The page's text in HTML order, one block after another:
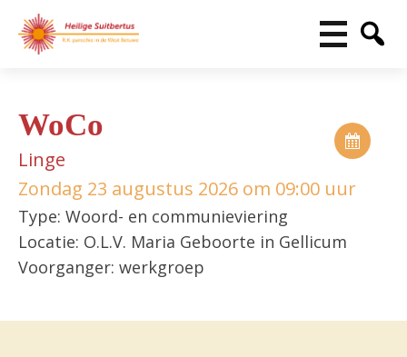
WoCo
Linge
Zondag 23 augustus 2026 om 09:00 uur
Type: Woord- en communieviering
Locatie: O.L.V. Maria Geboorte in Gellicum
Voorganger: werkgroep